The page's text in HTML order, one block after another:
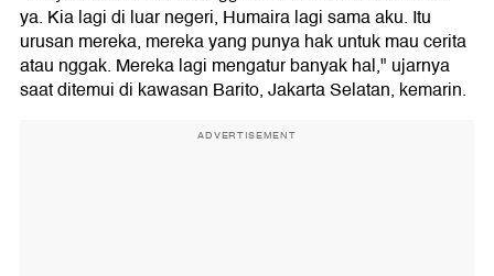
ya. Kia lagi di luar negeri, Humaira lagi sama aku. Itu
urusan mereka, mereka yang punya hak untuk mau cerita
atau nggak. Mereka lagi mengatur banyak hal," ujarnya
saat ditemui di kawasan Barito, Jakarta Selatan, kemarin.
ADVERTISEMENT